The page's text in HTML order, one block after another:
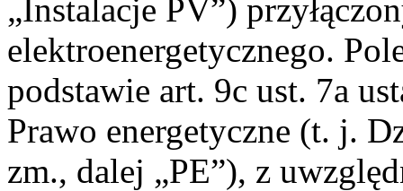
„Instalacje PV”)
elektroenergetycznego.
podstawie art. 9c ust. 7a
Prawo energetyczne (t. j.
zm., dalej „PE”), z